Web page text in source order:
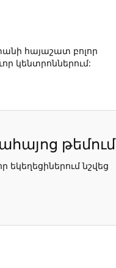
հայաշատ բոլոր
կենտրոններում:
թեմում
նշվեց